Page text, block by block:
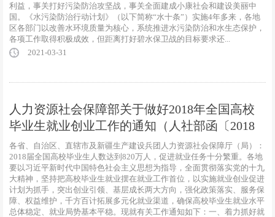
利益，事关打好污染防治攻坚战，事关全面建成小康社会和建设美丽中
国。《水污染防治行动计划》（以下简称“水十条”）实施4年多来，各地
区各部门以改善水环境质量为核心，系统推进水污染防治和水生态保护，
各项工作取得积极成效，但距离打好碧水保卫战的目标要求还...
2021-03-31
人力资源社会保障部关于做好2018年全国高校
毕业生就业创业工作的通知（人社部函〔2018
各省、自治区、直辖市及新疆生产建设兵团人力资源社会保障厅（局）：
2018届全国高校毕业生人数达到820万人，促进就业任务十分繁重。各地
要以习近平新时代中国特色社会主义思想为指导，全面贯彻落实党的十九
大精神，坚持把高校毕业生就业摆在就业工作首位，以实施就业创业促进
计划为抓手，突出创业引领、基层成长两大方向，强化政策落实、服务保
障、权益维护，千方百计拓展多元化就业渠道，确保高校毕业生就业水平
总体稳定、就业局势基本平稳。现就有关工作通知如下：一、着力抓好就